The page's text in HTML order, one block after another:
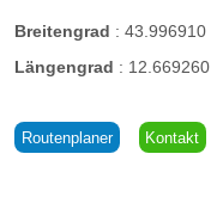
Breitengrad : 43.996910
Längengrad : 12.669260
Routenplaner Kontakt